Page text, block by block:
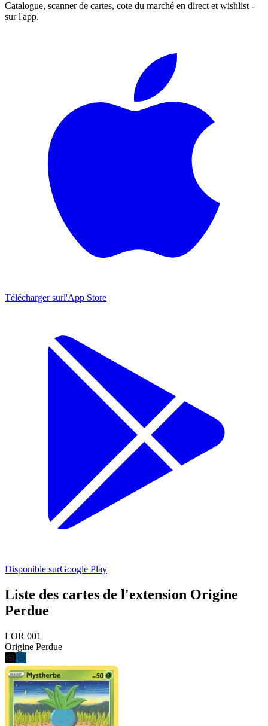
Catalogue, scanner de cartes, cote du marché en direct et wishlist -
sur l'app.
Télécharger surl'App Store
Disponible surGoogle Play
Liste des cartes de l'extension Origine
Perdue
LOR 001
Origine Perdue